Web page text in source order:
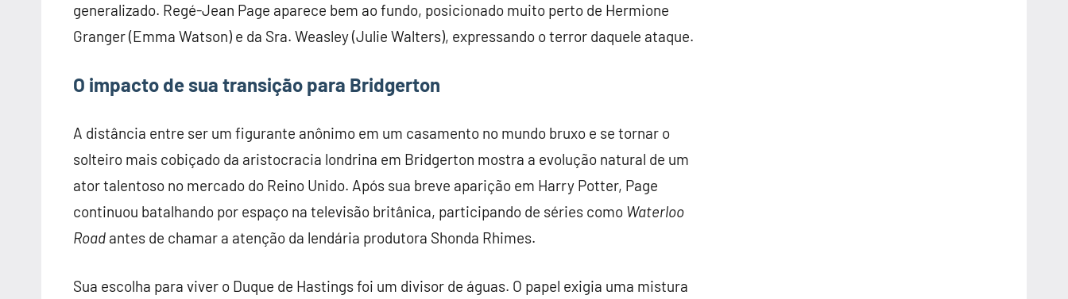
generalizado. Regé-Jean Page aparece bem ao fundo, posicionado muito perto de Hermione
Granger (Emma Watson) e da Sra. Weasley (Julie Walters), expressando o terror daquele ataque.
O impacto de sua transição para Bridgerton
A distância entre ser um figurante anônimo em um casamento no mundo bruxo e se tornar o
solteiro mais cobiçado da aristocracia londrina em Bridgerton mostra a evolução natural de um
ator talentoso no mercado do Reino Unido. Após sua breve aparição em Harry Potter, Page
continuou batalhando por espaço na televisão britânica, participando de séries como Waterloo
Road antes de chamar a atenção da lendária produtora Shonda Rhimes.
Sua escolha para viver o Duque de Hastings foi um divisor de águas. O papel exigia uma mistura